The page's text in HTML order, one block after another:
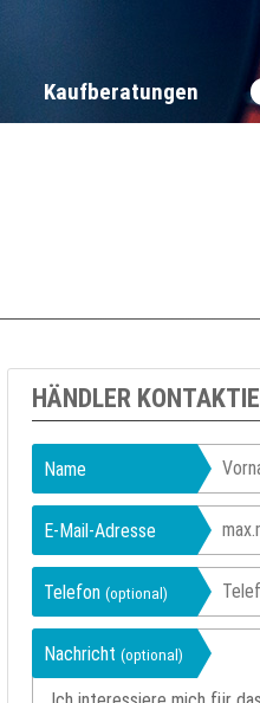
Kaufberatungen
HÄNDLER
Name
E-Mail-Adresse
Telefon (optional)
Nachricht (optional)